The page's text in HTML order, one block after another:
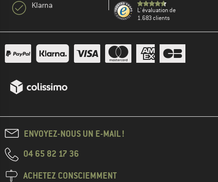
Klarna
L' évaluation de
1.683 clients
ENVOYEZ-NOUS UN E-MAIL !
04 65 82 17 36
ACHETEZ CONSCIEMMENT